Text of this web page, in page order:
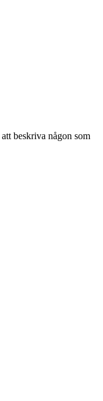
beskriva någon som